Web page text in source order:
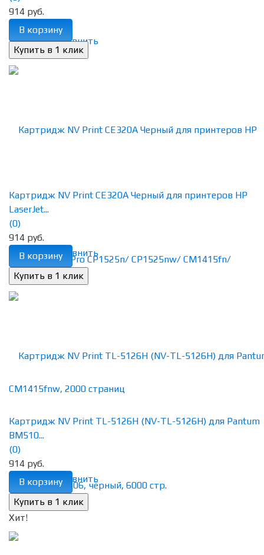
избранное сравнить
914 руб.
В корзину
избранное сравнить
Картридж NV Print CE320A Черный для принтеров HP
LaserJet...
(0)
914 руб.
В корзину
избранное сравнить
Картридж NV Print TL-5126H (NV-TL-5126H) для Pantum
BM510...
(0)
914 руб.
В корзину
Хит!